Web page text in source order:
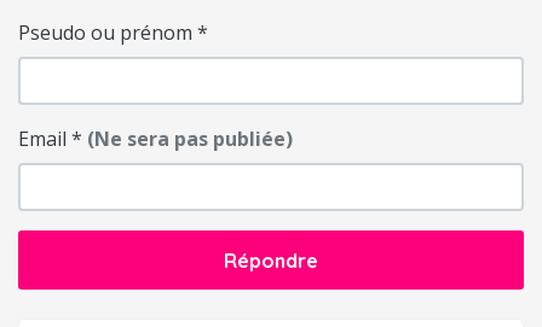
Pseudo ou prénom *
Email * (Ne sera pas publiée)
Répondre